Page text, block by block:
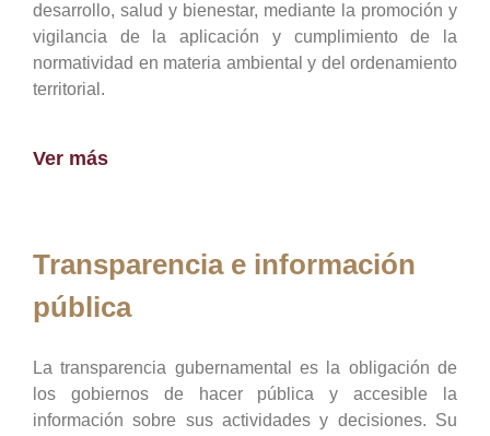
desarrollo, salud y bienestar, mediante la promoción y
vigilancia de la aplicación y cumplimiento de la
normatividad en materia ambiental y del ordenamiento
territorial.
Ver más
Transparencia e información
pública
La transparencia gubernamental es la obligación de
los gobiernos de hacer pública y accesible la
información sobre sus actividades y decisiones. Su